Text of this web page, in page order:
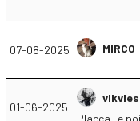
07-08-2025 MIRCO
01-06-2025
Placca.. e